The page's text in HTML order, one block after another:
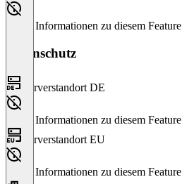
Keine Informationen zu diesem Feature
Datenschutz
Serverstandort DE
Keine Informationen zu diesem Feature
Serverstandort EU
Keine Informationen zu diesem Feature